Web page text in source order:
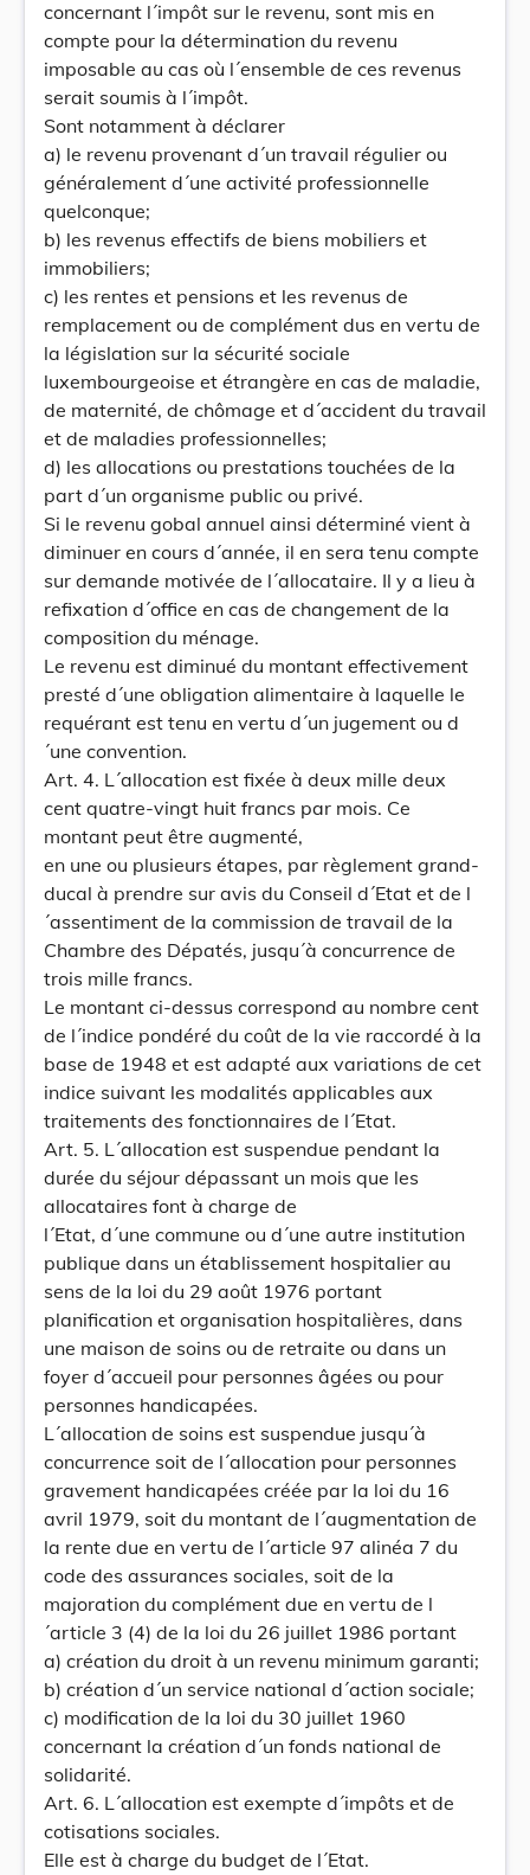
concernant l´impôt sur le revenu, sont mis en
compte pour la détermination du revenu
imposable au cas où l´ensemble de ces revenus
serait soumis à l´impôt.
Sont notamment à déclarer
a) le revenu provenant d´un travail régulier ou
généralement d´une activité professionnelle
quelconque;
b) les revenus effectifs de biens mobiliers et
immobiliers;
c) les rentes et pensions et les revenus de
remplacement ou de complément dus en vertu de
la législation sur la sécurité sociale
luxembourgeoise et étrangère en cas de maladie,
de maternité, de chômage et d´accident du travail
et de maladies professionnelles;
d) les allocations ou prestations touchées de la
part d´un organisme public ou privé.
Si le revenu gobal annuel ainsi déterminé vient à
diminuer en cours d´année, il en sera tenu compte
sur demande motivée de l´allocataire. Il y a lieu à
refixation d´office en cas de changement de la
composition du ménage.
Le revenu est diminué du montant effectivement
presté d´une obligation alimentaire à laquelle le
requérant est tenu en vertu d´un jugement ou d
´une convention.
Art. 4. L´allocation est fixée à deux mille deux
cent quatre-vingt huit francs par mois. Ce
montant peut être augmenté,
en une ou plusieurs étapes, par règlement grand-
ducal à prendre sur avis du Conseil d´Etat et de l
´assentiment de la commission de travail de la
Chambre des Dépatés, jusqu´à concurrence de
trois mille francs.
Le montant ci-dessus correspond au nombre cent
de l´indice pondéré du coût de la vie raccordé à la
base de 1948 et est adapté aux variations de cet
indice suivant les modalités applicables aux
traitements des fonctionnaires de l´Etat.
Art. 5. L´allocation est suspendue pendant la
durée du séjour dépassant un mois que les
allocataires font à charge de
l´Etat, d´une commune ou d´une autre institution
publique dans un établissement hospitalier au
sens de la loi du 29 août 1976 portant
planification et organisation hospitalières, dans
une maison de soins ou de retraite ou dans un
foyer d´accueil pour personnes âgées ou pour
personnes handicapées.
L´allocation de soins est suspendue jusqu´à
concurrence soit de l´allocation pour personnes
gravement handicapées créée par la loi du 16
avril 1979, soit du montant de l´augmentation de
la rente due en vertu de l´article 97 alinéa 7 du
code des assurances sociales, soit de la
majoration du complément due en vertu de l
´article 3 (4) de la loi du 26 juillet 1986 portant
a) création du droit à un revenu minimum garanti;
b) création d´un service national d´action sociale;
c) modification de la loi du 30 juillet 1960
concernant la création d´un fonds national de
solidarité.
Art. 6. L´allocation est exempte d´impôts et de
cotisations sociales.
Elle est à charge du budget de l´Etat.